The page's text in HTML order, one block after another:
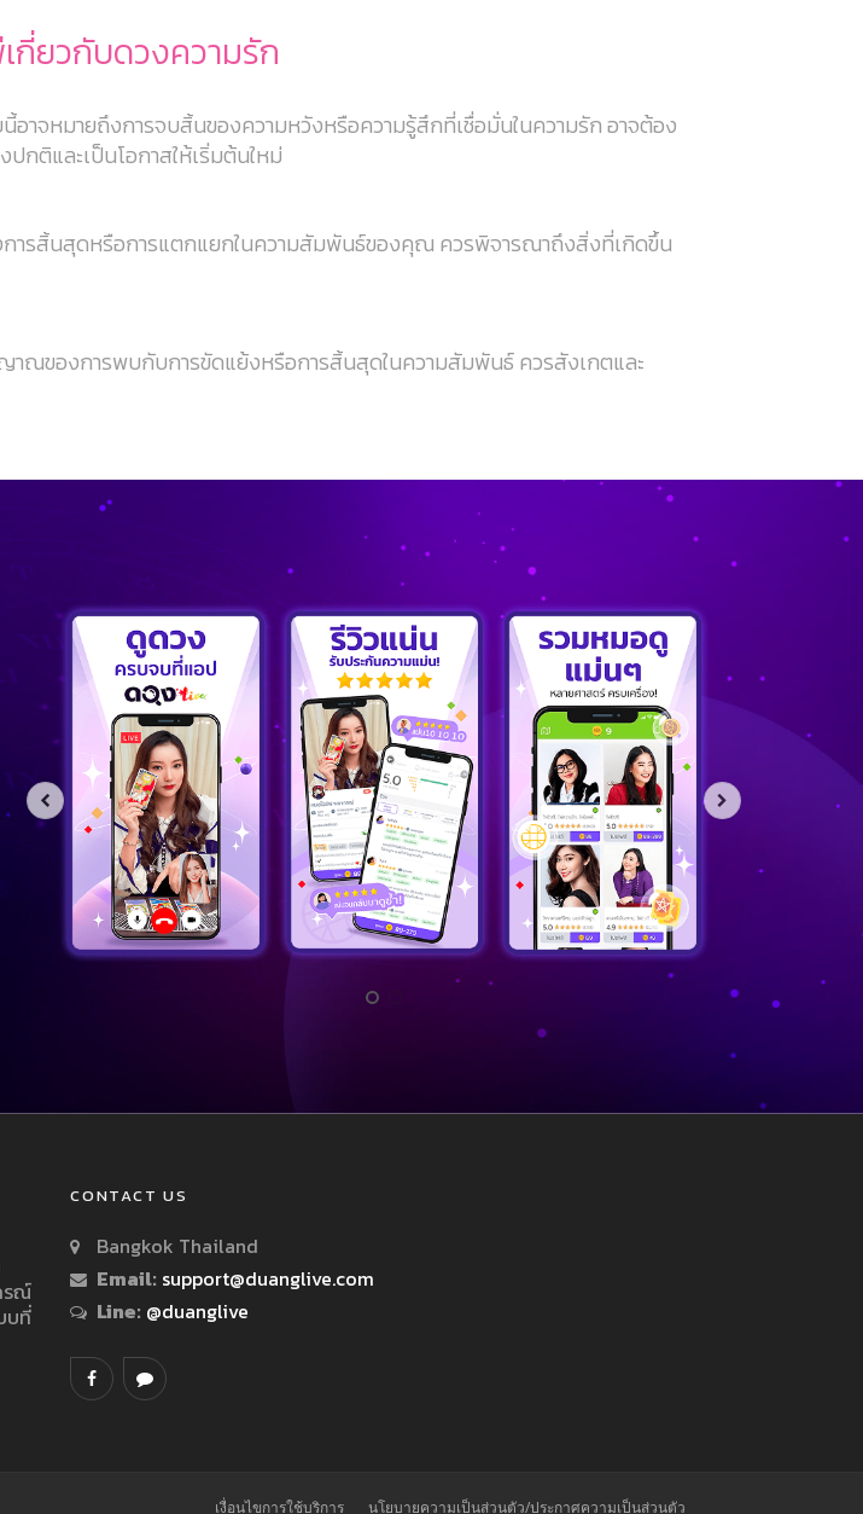
กี่ยวกับดวงความรัก
าจหมายถึงการจบสิ้นของความหวังหรือความรู้สึกที่เชื่อมั่นในความรัก อาจต้อง
กติและเป็นโอกาสให้เริ่มต้นใหม่
รสิ้นสุดหรือการแตกแยกในความสัมพันธ์ของคุณ ควรพิจารณาถึงสิ่งที่เกิดขึ้น
ของการพบกับการขัดแย้งหรือการสิ้นสุดในความสัมพันธ์ ควรสังเกตและ
รณ์
บที่
CONTACT US
Bangkok Thailand
Email: support@duanglive.com
Line: @duanglive
เงื่อนไขการใช้บริการ นโยบายความเป็นส่วนตัว/ประกาศความเป็นส่วนตัว